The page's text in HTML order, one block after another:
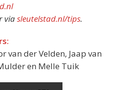
viasleutelstad.nl/tips.
van der Velden, Jaap van
en Melle Tuik